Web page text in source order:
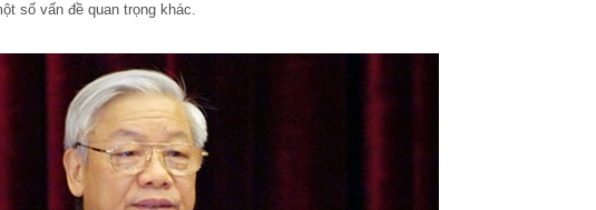
số vấn đề quan trọng khác.